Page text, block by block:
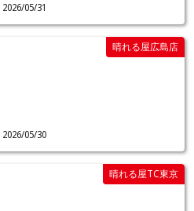
2026/05/31
2026/05/30
晴れる屋広島店
晴れる屋TC東京